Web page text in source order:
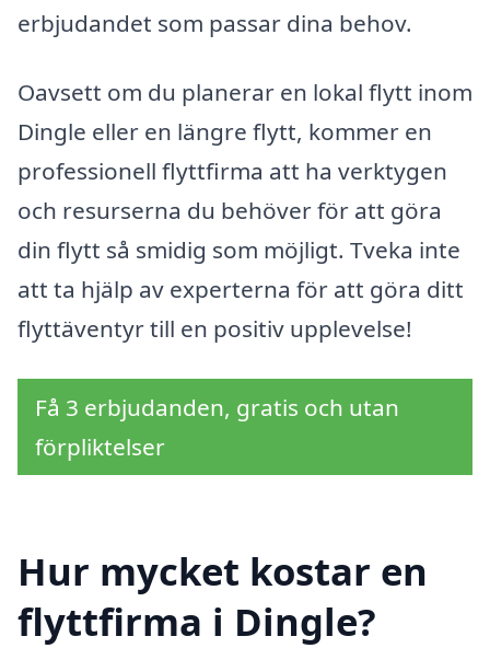
erbjudandet som passar dina behov.
Oavsett om du planerar en lokal flytt inom
Dingle eller en längre flytt, kommer en
professionell flyttfirma att ha verktygen
och resurserna du behöver för att göra
din flytt så smidig som möjligt. Tveka inte
att ta hjälp av experterna för att göra ditt
flyttäventyr till en positiv upplevelse!
Få 3 erbjudanden, gratis och utan
förpliktelser
Hur mycket kostar en
flyttfirma i Dingle?